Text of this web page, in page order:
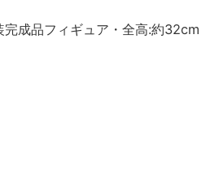
成品フィギュア・全高:約32cm